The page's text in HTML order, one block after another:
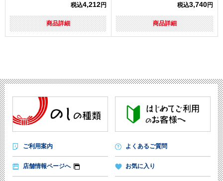
税込4,212円
商品詳細
税込3,740円
商品詳細
ご利用案内 よくあるご質問
店舗情報ページへ お気に入り